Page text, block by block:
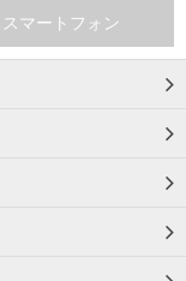
スマートフォン